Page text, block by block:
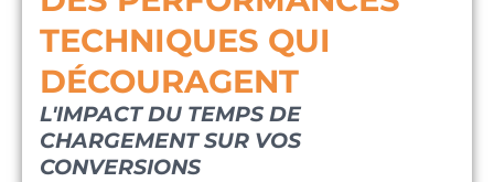
TECHNIQUES QUI
DÉCOURAGENT
L'IMPACT DU TEMPS DE
CHARGEMENT SUR VOS
CONVERSIONS